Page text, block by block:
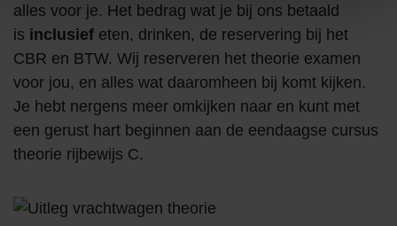
alles voor je. Het bedrag wat je bij ons betaald
is inclusief eten, drinken, de reservering bij het
CBR en BTW. Wij reserveren het theorie examen
voor jou, en alles wat daaromheen bij komt kijken.
Je hebt nergens meer omkijken naar en kunt met
een gerust hart beginnen aan de eendaagse cursus
theorie rijbewijs C.